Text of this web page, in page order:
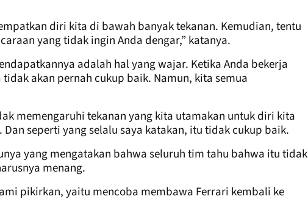
diri kita di bawah banyak tekanan. Kemudian, tentu
yang tidak ingin Anda dengar,” katanya.
adalah hal yang wajar. Ketika Anda bekerja
akan pernah cukup baik. Namun, kita semua
memengaruhi tekanan yang kita utamakan untuk diri kita
seperti yang selalu saya katakan, itu tidak cukup baik.
yang mengatakan bahwa seluruh tim tahu bahwa itu tidak
menang.
pikirkan, yaitu mencoba membawa Ferrari kembali ke